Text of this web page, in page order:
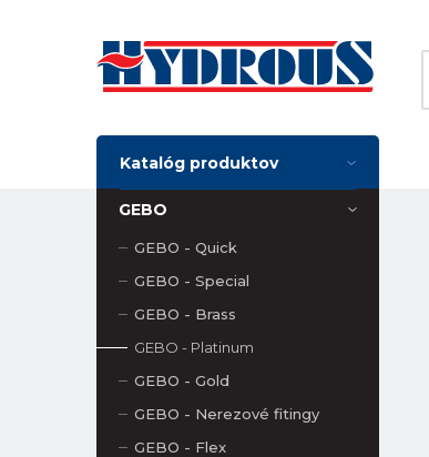
Katalóg produktov
GEBO
GEBO - Quick
GEBO - Special
GEBO - Brass
GEBO - Platinum
GEBO - Gold
GEBO - Nerezové fitingy
GEBO - Flex